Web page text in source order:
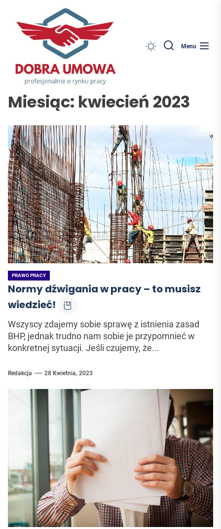
SearchMenu
Miesiąc: kwiecień 2023
PRAWO PRACY
Normy dźwigania w pracy – to musisz
wiedzieć!
Wszyscy zdajemy sobie sprawę z istnienia zasad
BHP, jednak trudno nam sobie je przypomnieć w
konkretnej sytuacji. Jeśli czujemy, że...
Redakcja 28 Kwietnia, 2023